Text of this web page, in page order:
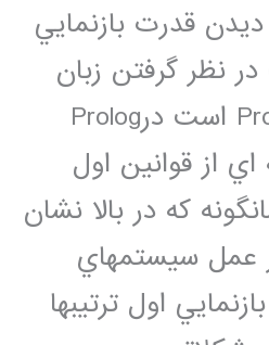
قدرت بازنمايي
نظر گرفتن زبان
برنامه نويسي Prolog است درProlog
از قوانين اول
كه در بالا نشان
عمل سيستمهاي
اول ترتيبها